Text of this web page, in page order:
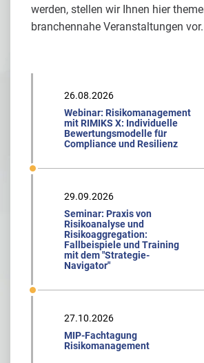
werden, stellen wir Ihnen hier
branchennahe Veranstaltungen vor.
26.08.2026
Webinar: Risikomanagement
mit RIMIKS X: Individuelle
Bewertungsmodelle für
Compliance und Resilienz
29.09.2026
Seminar: Praxis von
Risikoanalyse und
Risikoaggregation:
Fallbeispiele und Training
mit dem "Strategie-
Navigator"
27.10.2026
MIP-Fachtagung
Risikomanagement